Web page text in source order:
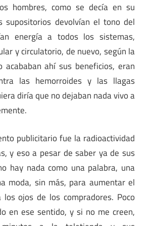
hombres, como se decía en su
supositorios devolvían el tono del
energía a todos los sistemas,
y circulatorio, de nuevo, según la
acababan ahí sus beneficios, eran
las hemorroides y las llagas
diría que no dejaban nada vivo a
publicitario fue la radioactividad
y eso a pesar de saber ya de sus
hay nada como una palabra, una
moda, sin más, para aumentar el
ojos de los compradores. Poco
en ese sentido, y si no me creen,